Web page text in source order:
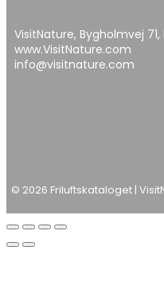
VisitNature, Bygholmvej
www.VisitNature.com
info@visitnature.com
© 2026 Friluftskataloget |